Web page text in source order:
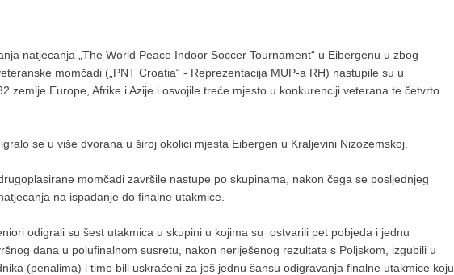
natjecanja „The World Peace Indoor Soccer Tournament“ u Eibergenu u zbog
momčadi („PNT Croatia“ - Reprezentacija MUP-a RH) nastupile su u
zemlje Europe, Afrike i Azije i osvojile treće mjesto u konkurenciji veterana te četvrto
se u više dvorana u široj okolici mjesta Eibergen u Kraljevini Nizozemskoj.
momčadi završile nastupe po skupinama, nakon čega se posljednjeg
na ispadanje do finalne utakmice.
odigrali su šest utakmica u skupini u kojima su ostvarili pet pobjeda i jednu
dana u polufinalnom susretu, nakon neriješenog rezultata s Poljskom, izgubili u
(penalima) i time bili uskraćeni za još jednu šansu odigravanja finalne utakmice koju